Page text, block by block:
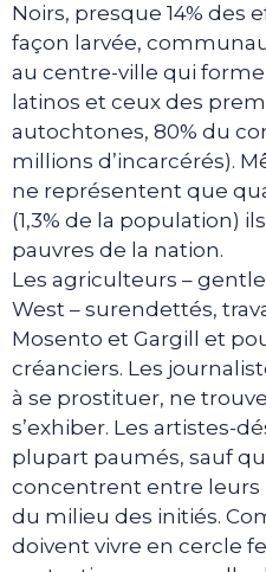
Noirs, presque 14% des
façon larvée,
au centre-ville qui
latinos et ceux des
autochtones, 80% du
millions d’incarcérés).
ne représentent que
(1,3% de la population)
pauvres de la nation.
Les agriculteurs –
West – surendettés,
Mosento et Gargill et
créanciers. Les
à se prostituer, ne
s’exhiber. Les artistes-
plupart paumés, sauf
concentrent entre leurs
du milieu des initiés.
doivent vivre en cercle